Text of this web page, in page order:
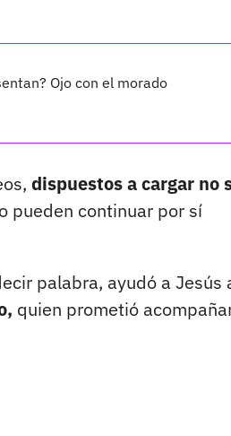
Ojo con el morado
dispuestos a cargar no
pueden continuar por sí
palabra, ayudó a Jesús
quien prometió